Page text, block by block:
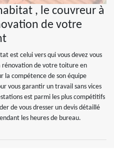
, le couvreur à
de votre
est celui vers qui vous devez vous
rénovation de votre toiture en
la compétence de son équipe
vous garantir un travail sans vices
est parmi les plus compétitifs
de vous dresser un devis détaillé
les heures de bureau.